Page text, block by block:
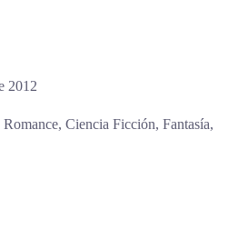
2012
Ciencia Ficción, Fantasía,